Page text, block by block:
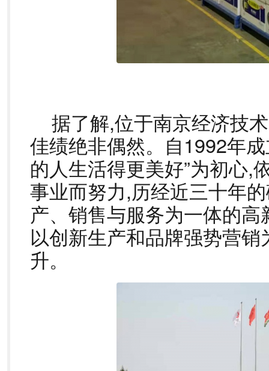
据了解,位于南京经济技
佳绩绝非偶然。自1992年
的人生活得更美好”为初心,
事业而努力,历经近三十年
产、销售与服务为一体的
以创新生产和品牌强势营
升。